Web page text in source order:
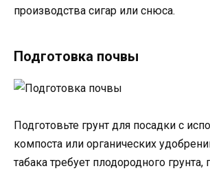
производства сигар или снюса.
Подготовка почвы
Подготовьте грунт для посадки с
компоста или органических
табака требует плодородного грунта,